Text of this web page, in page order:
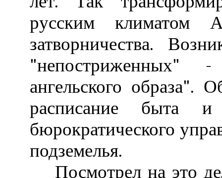
русским климатом
затворничества.
"непостриженных"
ангельского образа".
расписание быта
бюрократического
подземелья.
Посмотрел на это